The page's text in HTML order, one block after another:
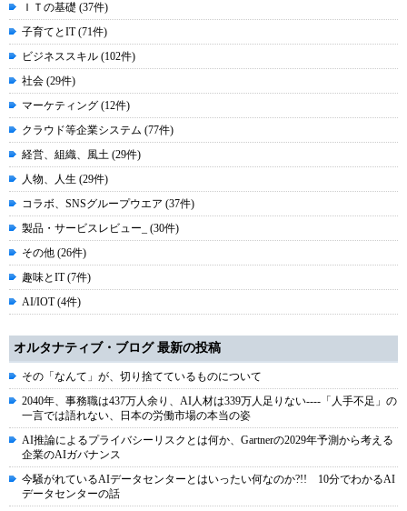
ＩＴの基礎 (37件)
子育てとIT (71件)
ビジネススキル (102件)
社会 (29件)
マーケティング (12件)
クラウド等企業システム (77件)
経営、組織、風土 (29件)
人物、人生 (29件)
コラボ、SNSグループウエア (37件)
製品・サービスレビュー_ (30件)
その他 (26件)
趣味とIT (7件)
AI/IOT (4件)
オルタナティブ・ブログ 最新の投稿
その「なんて」が、切り捨てているものについて
2040年、事務職は437万人余り、AI人材は339万人足りない----「人手不足」の
一言では語れない、日本の労働市場の本当の姿
AI推論によるプライバシーリスクとは何か、Gartnerの2029年予測から考える
企業のAIガバナンス
今騒がれているAIデータセンターとはいったい何なのか?!! 10分でわかるAI
データセンターの話